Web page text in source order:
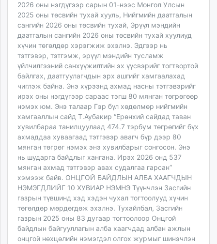
2026 оны нэгдүгээр сарын 01-нээс Монгол Улсын
2025 оны төсвийн тухай хууль, Нийгмийн даатгалын
сангийн 2026 оны төсвийн тухай, Эрүүл мэндийн
даатгалын сангийн 2026 оны төсвийн тухай хуулиуд
хүчин төгөлдөр хэрэгжиж эхэлнэ. Эдгээр нь
тэтгэвэр, тэтгэмж, эрүүл мэндийн тусламж
үйлчилгээний санхүүжилтийн эх үүсвэрийг тогтвортой
байлгах, даатгуулагчдын эрх ашгийг хамгаалахад
чиглэж байна. Энэ хүрээнд ахмад насны тэтгэвэрийг
ирэх оны нэгдүгээр сараас тэгш 80 мянган төгрөгөөр
нэмэх юм. Энэ талаар Гэр бүл хөдөлмөр нийгмийн
хамгааллын сайд Т.Аубакир “Ерөнхий сайдад таван
хувилбараа танилцуулаад 474.7 тэрбум төгрөгийг бүх
ахмаддаа хуваагаад тэтгэвэр авагч бүр дээр 80
мянган төгрөг нэмэх энэ хувилбарыг сонгосон. Энэ
нь шударга байдлыг хангана. Ирэх 2026 онд 537
мянган ахмад тэтгэвэр авах судалгаа гарсан”
хэмээж байв. ОНЦГОЙ БАЙДЛЫН АЛБА ХААГЧДЫН
НЭМЭГДЛИЙГ 10 ХУВИАР НЭМНЭ Түүнчлэн Засгийн
газрын түвшинд хэд хэдэн чухал тогтоолууд хүчин
төгөлдөр мөрдөгдөж эхэлнэ. Тухайлбал, Засгийн
газрын 2025 оны 83 дугаар тогтоолоор Онцгой
байдлын байгууллагын алба хаагчдад албан ажлын
онцгой нөхцөлийн нэмэгдэл олгох журмыг шинэчлэн